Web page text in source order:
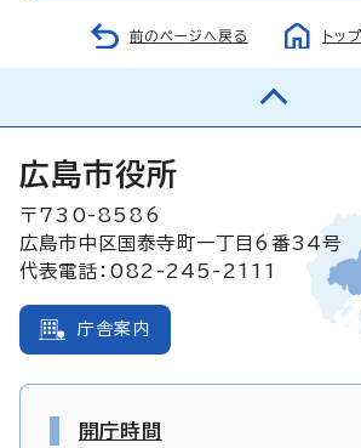
前のページへ戻る トッ
広島市役所
〒730-8586
広島市中区国泰寺町一丁目6番34号
代表電話：082-245-2111
庁舎案内
開庁時間